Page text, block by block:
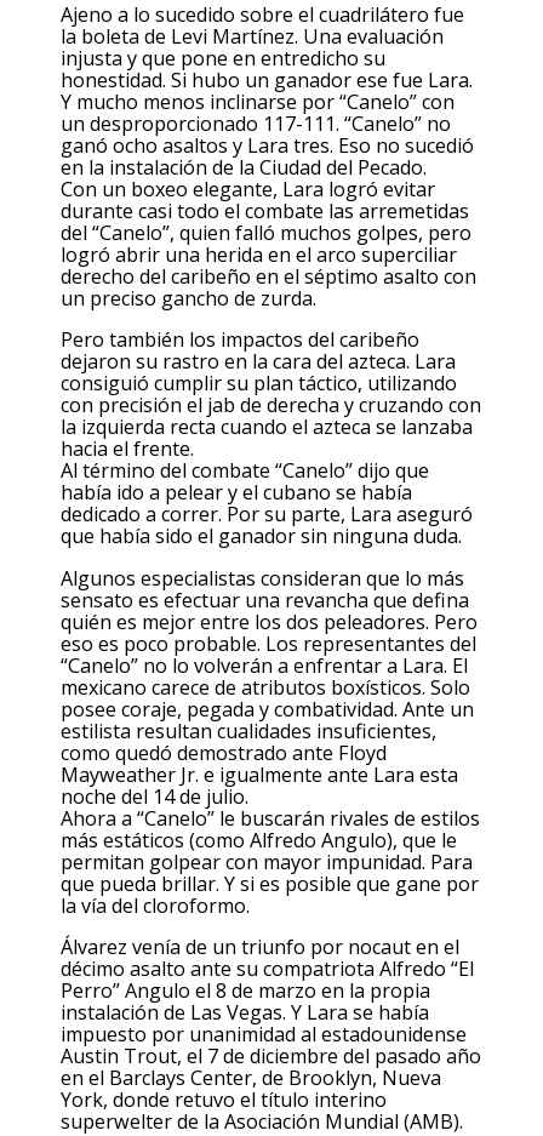
Ajeno a lo sucedido sobre el cuadrilátero fue
la boleta de Levi Martínez. Una evaluación
injusta y que pone en entredicho su
honestidad. Si hubo un ganador ese fue Lara.
Y mucho menos inclinarse por “Canelo” con
un desproporcionado 117-111. “Canelo” no
ganó ocho asaltos y Lara tres. Eso no sucedió
en la instalación de la Ciudad del Pecado.
Con un boxeo elegante, Lara logró evitar
durante casi todo el combate las arremetidas
del “Canelo”, quien falló muchos golpes, pero
logró abrir una herida en el arco superciliar
derecho del caribeño en el séptimo asalto con
un preciso gancho de zurda.
Pero también los impactos del caribeño
dejaron su rastro en la cara del azteca. Lara
consiguió cumplir su plan táctico, utilizando
con precisión el jab de derecha y cruzando con
la izquierda recta cuando el azteca se lanzaba
hacia el frente.
Al término del combate “Canelo” dijo que
había ido a pelear y el cubano se había
dedicado a correr. Por su parte, Lara aseguró
que había sido el ganador sin ninguna duda.
Algunos especialistas consideran que lo más
sensato es efectuar una revancha que defina
quién es mejor entre los dos peleadores. Pero
eso es poco probable. Los representantes del
“Canelo” no lo volverán a enfrentar a Lara. El
mexicano carece de atributos boxísticos. Solo
posee coraje, pegada y combatividad. Ante un
estilista resultan cualidades insuficientes,
como quedó demostrado ante Floyd
Mayweather Jr. e igualmente ante Lara esta
noche del 14 de julio.
Ahora a “Canelo” le buscarán rivales de estilos
más estáticos (como Alfredo Angulo), que le
permitan golpear con mayor impunidad. Para
que pueda brillar. Y si es posible que gane por
la vía del cloroformo.
Álvarez venía de un triunfo por nocaut en el
décimo asalto ante su compatriota Alfredo “El
Perro” Angulo el 8 de marzo en la propia
instalación de Las Vegas. Y Lara se había
impuesto por unanimidad al estadounidense
Austin Trout, el 7 de diciembre del pasado año
en el Barclays Center, de Brooklyn, Nueva
York, donde retuvo el título interino
superwelter de la Asociación Mundial (AMB).